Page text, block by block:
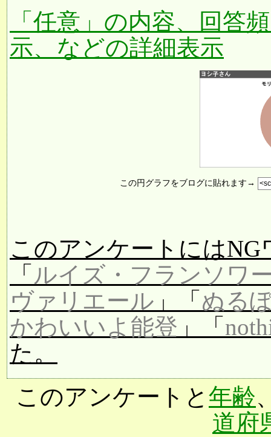
「任意」の内容、回答
示、などの詳細表示
この円グラフをブログに貼れます→
このアンケートにはNG
「 ルイズ・フランソワ
ヴァリエール 」「 ぬる
かわいいよ能登 」「
た。
このアンケートと 年齢
道府